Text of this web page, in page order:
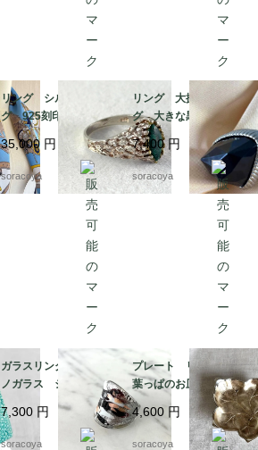
リング シルバーリン
グ 925刻印 クジャ
ク石 マラカート 13
号 グリーンマーブル
ストーン 銀細工 天
然石
35,000 円
soracoya
リング 大振りリン
グ 大きな黒い飾り 1
4号 12acef15
7,400円
soracoya
ガラスリング ムラー
ノガラス シルバーベ
ース 12号 メタリッ
クカラー 12acen15-2
7,300 円
soracoya
プレート リーフ型
葉っぱのお皿 WMF
ぶどうの葉っぱ 12ot
em10
4,600 円
soracoya